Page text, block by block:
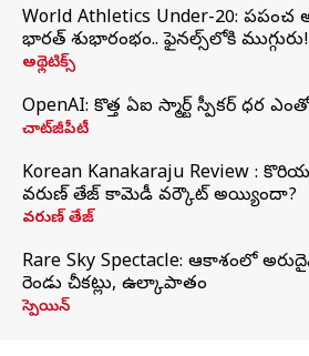
World Athletics Under-20: ప్రపంచ
భారత్‌ శుభారంభం.. ఫైనల్స్‌లోకి ముగ్గురు!
అథ్లెటిక్స్
OpenAI: కొత్త ఏఐ స్మార్ట్ స్పీకర్ ధర
చాట్‌జీపీటీ
Korean Kanakaraju Review :
వరుణ్ తేజ్ కామెడీ వర్కౌట్ అయ్యిందా?
వరుణ్ తేజ్
Rare Sky Spectacle: ఆకాశంలో
రెండు చీకట్లు, ఉల్కాపాతం
స్పెయిన్